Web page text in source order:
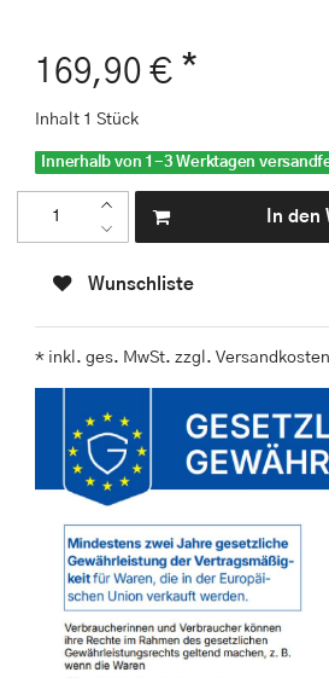
169,90 € *
Inhalt 1 Stück
Innerhalb von 1-3 Werktagen
In den
Wunschliste
* inkl. ges. MwSt. zzgl. Versandkosten